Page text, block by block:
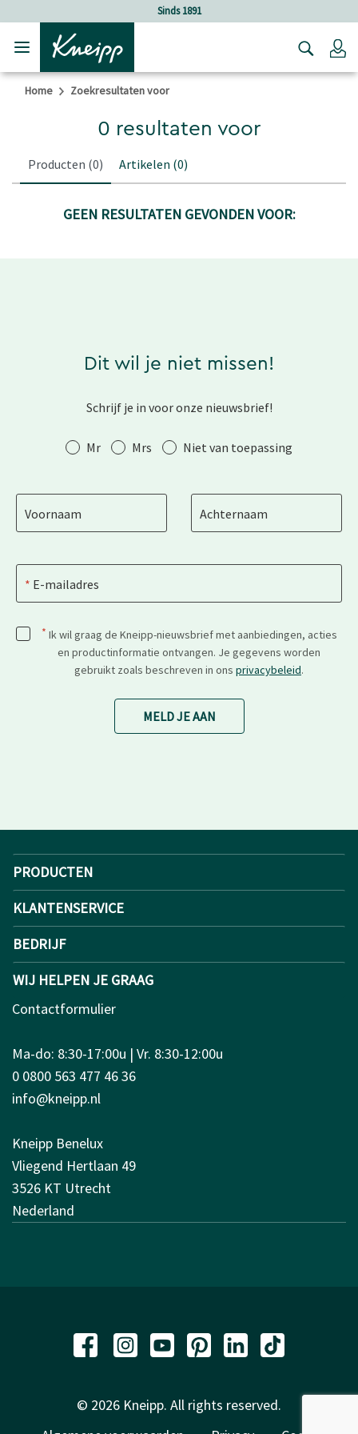
Verder gaan naar hoofdinhoud.Sinds 1891
Home Zoekresultaten voor
0 resultaten voor
Producten (0) Artikelen (0)
GEEN RESULTATEN GEVONDEN VOOR:
Dit wil je niet missen!
Schrijf je in voor onze nieuwsbrief!
Aanhef Mr Mrs Niet van toepassing
Voornaam Achternaam
E-mailadres
* Ik wil graag de Kneipp-nieuwsbrief met aanbiedingen, acties
en productinformatie ontvangen. Je gegevens worden
gebruikt zoals beschreven in ons privacybeleid.
MELD JE AAN
PRODUCTEN
KLANTENSERVICE
BEDRIJF
WIJ HELPEN JE GRAAG
Contactformulier
Ma-do: 8:30-17:00u | Vr. 8:30-12:00u
0 0800 563 477 46 36
info@kneipp.nl
Kneipp Benelux
Vliegend Hertlaan 49
3526 KT Utrecht
Nederland
© 2026 Kneipp. All rights reserved.